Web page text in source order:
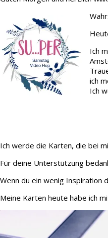
Ich
ich
Ich
Ich werde die Karten, die bei
Für deine Unterstützung
Wenn du ein wenig Inspiration
Meine Karten heute habe ich